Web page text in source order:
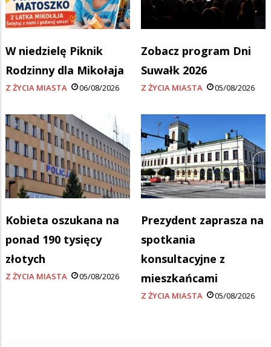
W niedzielę Piknik
Rodzinny dla Mikołaja
Z ŻYCIA MIASTA 06/08/2026
Zobacz program Dni
Suwałk 2026
Z ŻYCIA MIASTA 05/08/2026
Kobieta oszukana na
ponad 190 tysięcy
złotych
Z ŻYCIA MIASTA 05/08/2026
Prezydent zaprasza na
spotkania
konsultacyjne z
mieszkańcami
Z ŻYCIA MIASTA 05/08/2026